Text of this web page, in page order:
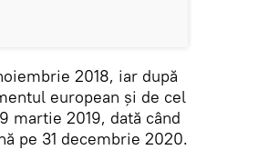
2018, iar după
european și de cel
martie 2019, dată când
pe 31 decembrie 2020.